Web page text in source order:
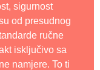
sigurnost
od presudnog
ručne
isključivo sa
namjere. To ti